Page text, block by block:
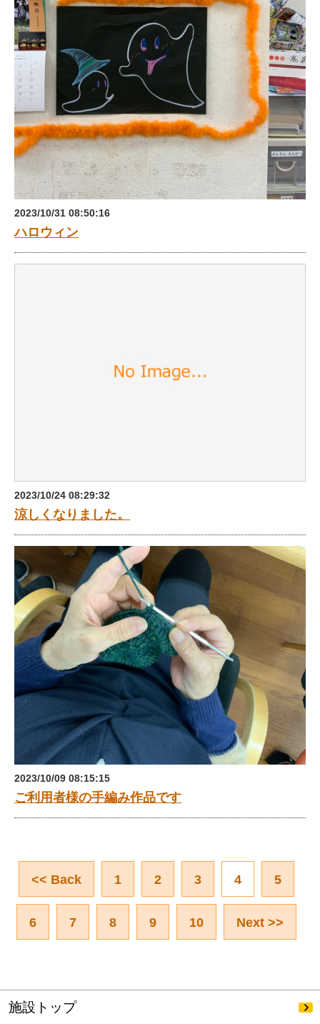
2023/10/31 08:50:16
ハロウィン
2023/10/24 08:29:32
涼しくなりました。
2023/10/09 08:15:15
ご利用者様の手編み作品です
<< Back 1 2 3 4 5
6 7 8 9 10 Next >>
施設トップ